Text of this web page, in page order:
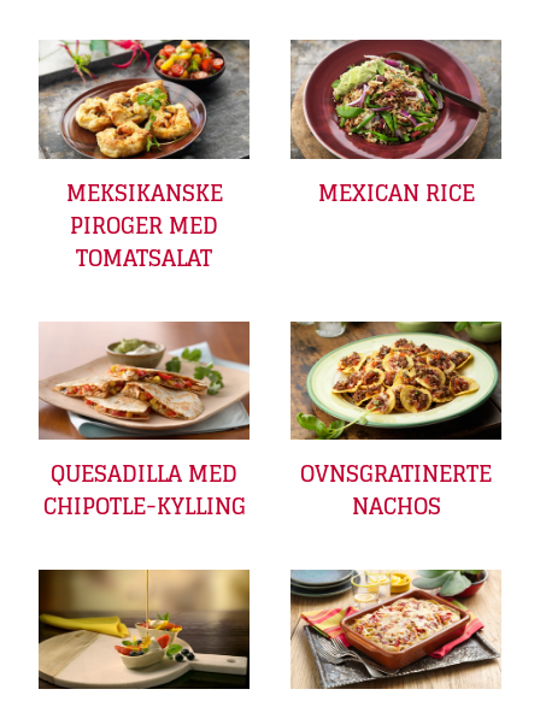
MEKSIKANSKE
PIROGER MED
TOMATSALAT
MEXICAN RICE
QUESADILLA MED
CHIPOTLE-KYLLING
OVNSGRATINERTE
NACHOS